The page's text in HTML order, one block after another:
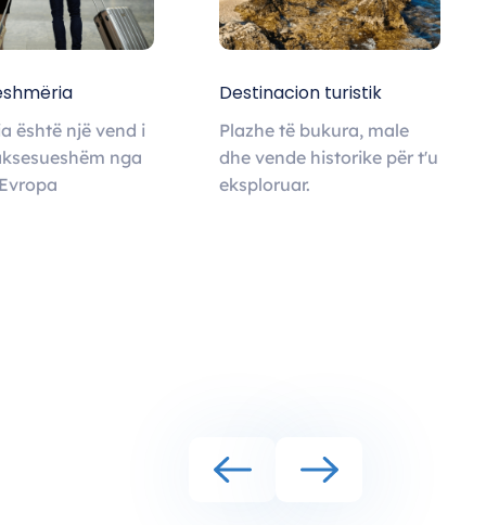
është një vend i
nga
Destinacion turistik
Plazhe të bukura, male
dhe vende historike për t'u
eksploruar.